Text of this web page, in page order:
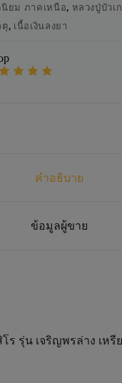
นิยม ภาคเหนือ, หลวงปู่บัวเ
ตุ, เนื้อเงินลงยา
คำอธิบาย
ข้อมูลผู้ขาย
ร รุ่น เจริญพรล่าง เหรี